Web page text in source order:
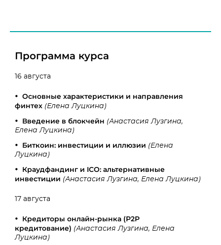
Программа курса
16 августа
Основные характеристики и направления
финтех (Елена Луцкина)
Введение в блокчейн (Анастасия Лузгина,
Елена Луцкина)
Биткоин: инвестиции и иллюзии (Елена
Луцкина)
Краудфандинг и ICO: альтернативные
инвестиции (Анастасия Лузгина, Елена Луцкина)
17 августа
Кредиторы онлайн-рынка (Р2Р
кредитование) (Анастасия Лузгина, Елена
Луцкина)